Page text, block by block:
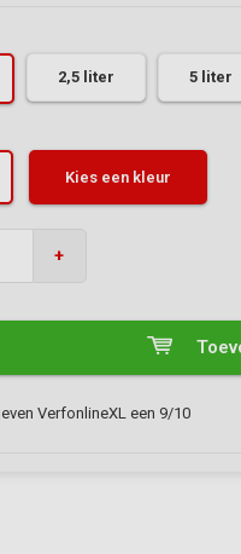
2,5 liter 5 liter
Kies een kleur
+
VerfonlineXL een 9/10